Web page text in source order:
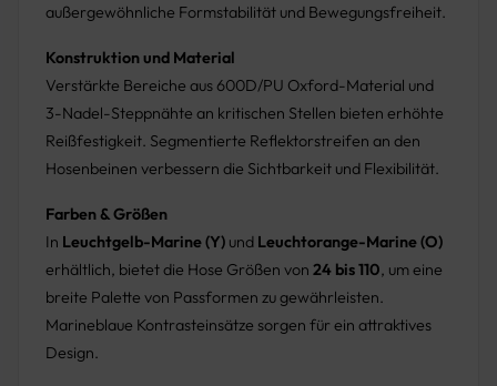
außergewöhnliche Formstabilität und Bewegungsfreiheit.
Konstruktion und Material
Verstärkte Bereiche aus 600D/PU Oxford-Material und
3-Nadel-Steppnähte an kritischen Stellen bieten erhöhte
Reißfestigkeit. Segmentierte Reflektorstreifen an den
Hosenbeinen verbessern die Sichtbarkeit und Flexibilität.
Farben & Größen
In Leuchtgelb-Marine (Y) und Leuchtorange-Marine (O)
erhältlich, bietet die Hose Größen von 24 bis 110, um eine
breite Palette von Passformen zu gewährleisten.
Marineblaue Kontrasteinsätze sorgen für ein attraktives
Design.